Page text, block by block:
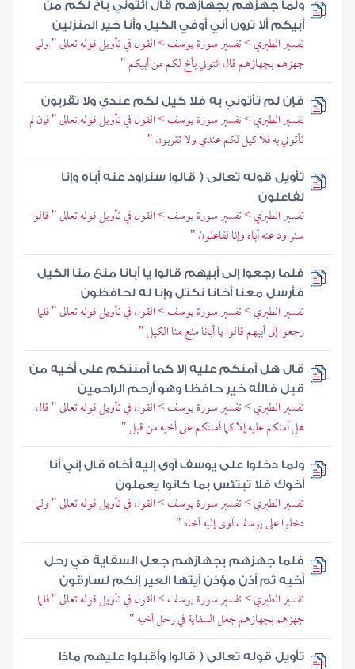
ولما جهزهم بجهازهم قال ائتوني بأخ لكم من
أبيكم ألا ترون أني أوفي الكيل وأنا خير المنزلين
تفسير الطبري > تفسير سورة يوسف > القول في تأويل قوله تعالى " ولما
جهزهم بجهازهم قال ائتوني بأخ لكم من أبيكم "
فإن لم تأتوني به فلا كيل لكم عندي ولا تقربون
تفسير الطبري > تفسير سورة يوسف > القول في تأويل قوله تعالى " فإن لم
تأتوني به فلا كيل لكم عندي ولا تقربون "
تأويل قوله تعالى ( قالوا سنراود عنه أباه وإنا
لفاعلون
تفسير الطبري > تفسير سورة يوسف > القول في تأويل قوله تعالى " قالوا
سنراود عنه أباه وإنا لفاعلون "
فلما رجعوا إلى أبيهم قالوا يا أبانا منع منا الكيل
فأرسل معنا أخانا نكتل وإنا له لحافظون
تفسير الطبري > تفسير سورة يوسف > القول في تأويل قوله تعالى " فلما
رجعوا إلى أبيهم قالوا يا أبانا منع منا الكيل "
قال هل آمنكم عليه إلا كما أمنتكم على أخيه من
قبل فالله خير حافظا وهو أرحم الراحمين
تفسير الطبري > تفسير سورة يوسف > القول في تأويل قوله تعالى " قال
هل آمنكم عليه إلا كما أمنتكم على أخيه من قبل "
ولما دخلوا على يوسف آوى إليه أخاه قال إني أنا
أخوك فلا تبتئس بما كانوا يعملون
تفسير الطبري > تفسير سورة يوسف > القول في تأويل قوله تعالى " ولما
دخلوا على يوسف آوى إليه أخاه "
فلما جهزهم بجهازهم جعل السقاية في رحل
أخيه ثم أذن مؤذن أيتها العير إنكم لسارقون
تفسير الطبري > تفسير سورة يوسف > القول في تأويل قوله تعالى " فلما
جهزهم بجهازهم جعل السقاية في رحل أخيه "
تأويل قوله تعالى ( قالوا وأقبلوا عليهم ماذا